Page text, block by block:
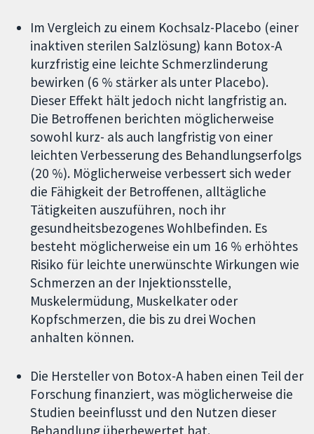
Im Vergleich zu einem Kochsalz-Placebo (einer
inaktiven sterilen Salzlösung) kann Botox-A
kurzfristig eine leichte Schmerzlinderung
bewirken (6 % stärker als unter Placebo).
Dieser Effekt hält jedoch nicht langfristig an.
Die Betroffenen berichten möglicherweise
sowohl kurz- als auch langfristig von einer
leichten Verbesserung des Behandlungserfolgs
(20 %). Möglicherweise verbessert sich weder
die Fähigkeit der Betroffenen, alltägliche
Tätigkeiten auszuführen, noch ihr
gesundheitsbezogenes Wohlbefinden. Es
besteht möglicherweise ein um 16 % erhöhtes
Risiko für leichte unerwünschte Wirkungen wie
Schmerzen an der Injektionsstelle,
Muskelermüdung, Muskelkater oder
Kopfschmerzen, die bis zu drei Wochen
anhalten können.
Die Hersteller von Botox-A haben einen Teil der
Forschung finanziert, was möglicherweise die
Studien beeinflusst und den Nutzen dieser
Behandlung überbewertet hat.